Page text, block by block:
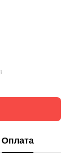
Оплата